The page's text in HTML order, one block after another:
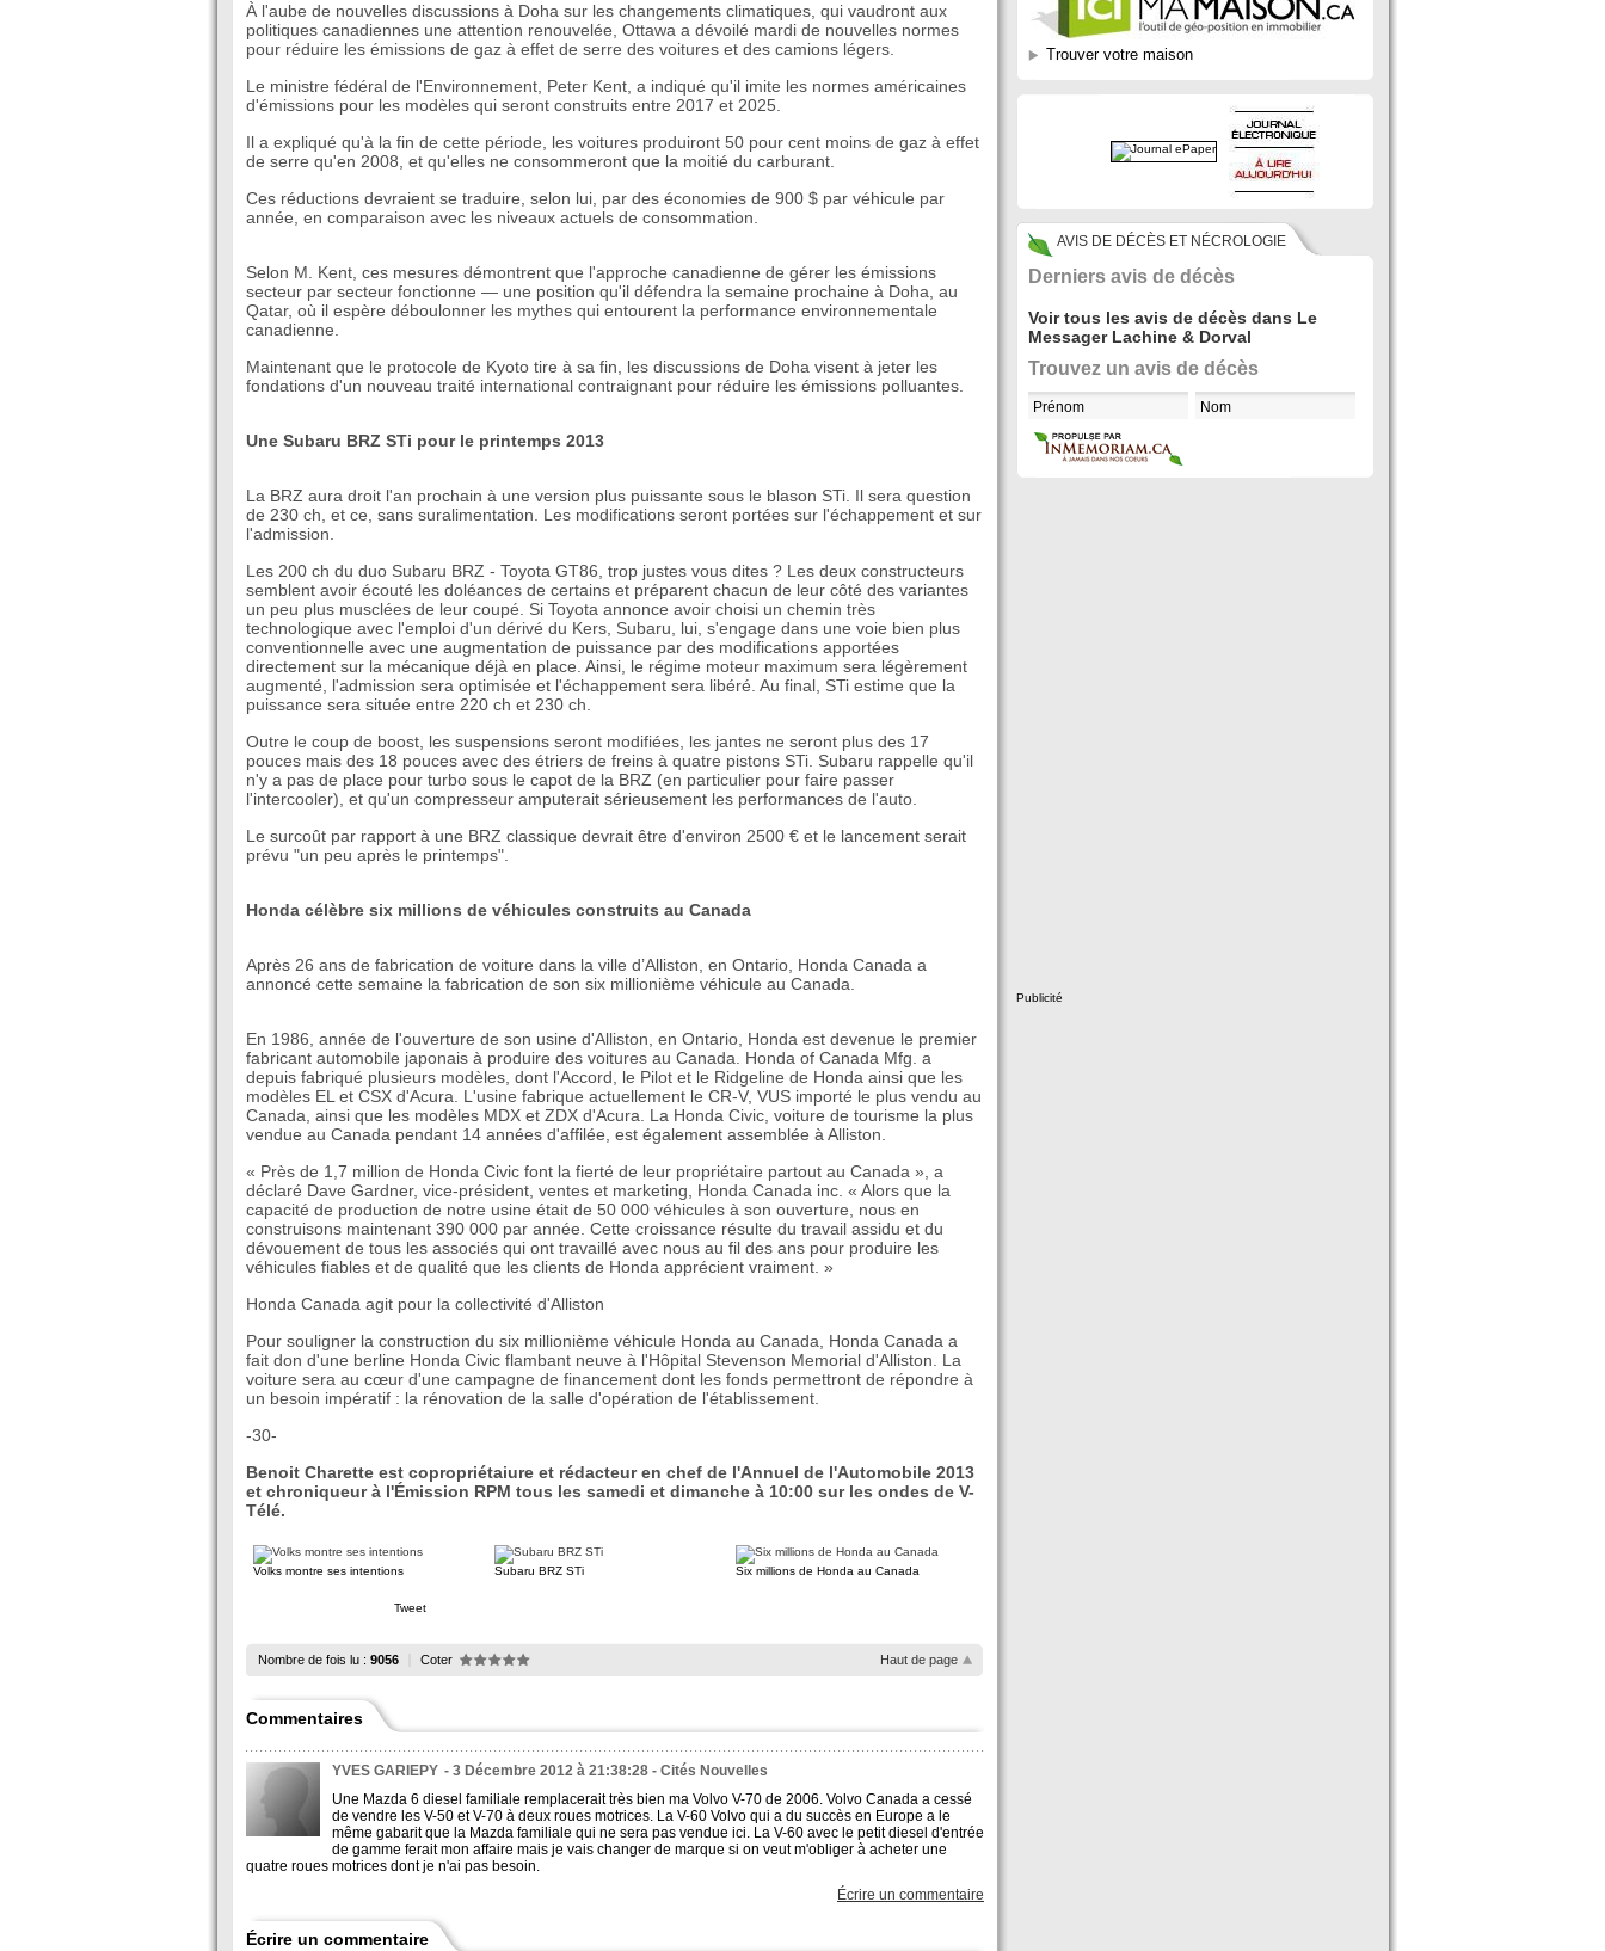
À l'aube de nouvelles discussions à Doha sur les changements climatiques, qui vaudront aux
politiques canadiennes une attention renouvelée, Ottawa a dévoilé mardi de nouvelles normes
pour réduire les émissions de gaz à effet de serre des voitures et des camions légers.
Le ministre fédéral de l'Environnement, Peter Kent, a indiqué qu'il imite les normes américaines
d'émissions pour les modèles qui seront construits entre 2017 et 2025.
Il a expliqué qu'à la fin de cette période, les voitures produiront 50 pour cent moins de gaz à effet
de serre qu'en 2008, et qu'elles ne consommeront que la moitié du carburant.
Ces réductions devraient se traduire, selon lui, par des économies de 900 $ par véhicule par
année, en comparaison avec les niveaux actuels de consommation.
Selon M. Kent, ces mesures démontrent que l'approche canadienne de gérer les émissions
secteur par secteur fonctionne — une position qu'il défendra la semaine prochaine à Doha, au
Qatar, où il espère déboulonner les mythes qui entourent la performance environnementale
canadienne.
Maintenant que le protocole de Kyoto tire à sa fin, les discussions de Doha visent à jeter les
fondations d'un nouveau traité international contraignant pour réduire les émissions polluantes.
Une Subaru BRZ STi pour le printemps 2013
La BRZ aura droit l'an prochain à une version plus puissante sous le blason STi. Il sera question
de 230 ch, et ce, sans suralimentation. Les modifications seront portées sur l'échappement et sur
l'admission.
Les 200 ch du duo Subaru BRZ - Toyota GT86, trop justes vous dites ? Les deux constructeurs
semblent avoir écouté les doléances de certains et préparent chacun de leur côté des variantes
un peu plus musclées de leur coupé. Si Toyota annonce avoir choisi un chemin très
technologique avec l'emploi d'un dérivé du Kers, Subaru, lui, s'engage dans une voie bien plus
conventionnelle avec une augmentation de puissance par des modifications apportées
directement sur la mécanique déjà en place. Ainsi, le régime moteur maximum sera légèrement
augmenté, l'admission sera optimisée et l'échappement sera libéré. Au final, STi estime que la
puissance sera située entre 220 ch et 230 ch.
Outre le coup de boost, les suspensions seront modifiées, les jantes ne seront plus des 17
pouces mais des 18 pouces avec des étriers de freins à quatre pistons STi. Subaru rappelle qu'il
n'y a pas de place pour turbo sous le capot de la BRZ (en particulier pour faire passer
l'intercooler), et qu'un compresseur amputerait sérieusement les performances de l'auto.
Le surcoût par rapport à une BRZ classique devrait être d'environ 2500 € et le lancement serait
prévu "un peu après le printemps".
Honda célèbre six millions de véhicules construits au Canada
Après 26 ans de fabrication de voiture dans la ville d’Alliston, en Ontario, Honda Canada a
annoncé cette semaine la fabrication de son six millionième véhicule au Canada.
En 1986, année de l'ouverture de son usine d'Alliston, en Ontario, Honda est devenue le premier
fabricant automobile japonais à produire des voitures au Canada. Honda of Canada Mfg. a
depuis fabriqué plusieurs modèles, dont l'Accord, le Pilot et le Ridgeline de Honda ainsi que les
modèles EL et CSX d'Acura. L'usine fabrique actuellement le CR-V, VUS importé le plus vendu au
Canada, ainsi que les modèles MDX et ZDX d'Acura. La Honda Civic, voiture de tourisme la plus
vendue au Canada pendant 14 années d'affilée, est également assemblée à Alliston.
« Près de 1,7 million de Honda Civic font la fierté de leur propriétaire partout au Canada », a
déclaré Dave Gardner, vice-président, ventes et marketing, Honda Canada inc. « Alors que la
capacité de production de notre usine était de 50 000 véhicules à son ouverture, nous en
construisons maintenant 390 000 par année. Cette croissance résulte du travail assidu et du
dévouement de tous les associés qui ont travaillé avec nous au fil des ans pour produire les
véhicules fiables et de qualité que les clients de Honda apprécient vraiment. »
Honda Canada agit pour la collectivité d'Alliston
Pour souligner la construction du six millionième véhicule Honda au Canada, Honda Canada a
fait don d'une berline Honda Civic flambant neuve à l'Hôpital Stevenson Memorial d'Alliston. La
voiture sera au cœur d'une campagne de financement dont les fonds permettront de répondre à
un besoin impératif : la rénovation de la salle d'opération de l'établissement.
-30-
Benoit Charette est copropriétaiure et rédacteur en chef de l'Annuel de l'Automobile 2013
et chroniqueur à l'Émission RPM tous les samedi et dimanche à 10:00 sur les ondes de V-
Télé.
Volks montre ses intentions Subaru BRZ STi Six millions de Honda au Canada
Tweet
Nombre de fois lu : 9056 Coter Haut de page
Commentaires
YVES GARIEPY - 3 Décembre 2012 à 21:38:28 - Cités Nouvelles
Une Mazda 6 diesel familiale remplacerait très bien ma Volvo V-70 de 2006. Volvo Canada a cessé
de vendre les V-50 et V-70 à deux roues motrices. La V-60 Volvo qui a du succès en Europe a le
même gabarit que la Mazda familiale qui ne sera pas vendue ici. La V-60 avec le petit diesel d'entrée
de gamme ferait mon affaire mais je vais changer de marque si on veut m'obliger à acheter une
quatre roues motrices dont je n'ai pas besoin.
Écrire un commentaire
Écrire un commentaire
Trouver votre maison
AVIS DE DÉCÈS ET NÉCROLOGIE
Derniers avis de décès
Voir tous les avis de décès dans Le
Messager Lachine & Dorval
Trouvez un avis de décès
Publicité